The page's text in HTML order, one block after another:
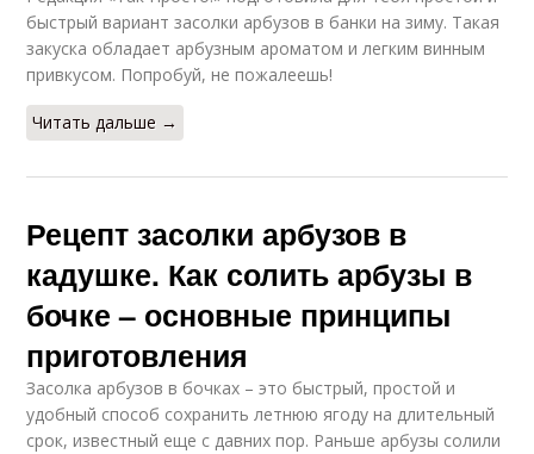
быстрый вариант засолки арбузов в банки на зиму. Такая
закуска обладает арбузным ароматом и легким винным
привкусом. Попробуй, не пожалеешь!
Читать дальше →
Рецепт засолки арбузов в
кадушке. Как солить арбузы в
бочке – основные принципы
приготовления
Засолка арбузов в бочках – это быстрый, простой и
удобный способ сохранить летнюю ягоду на длительный
срок, известный еще с давних пор. Раньше арбузы солили